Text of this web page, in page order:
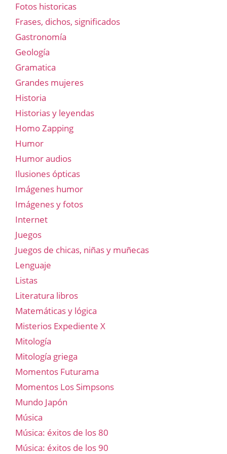
Fotos historicas
Frases, dichos, significados
Gastronomía
Geología
Gramatica
Grandes mujeres
Historia
Historias y leyendas
Homo Zapping
Humor
Humor audios
Ilusiones ópticas
Imágenes humor
Imágenes y fotos
Internet
Juegos
Juegos de chicas, niñas y muñecas
Lenguaje
Listas
Literatura libros
Matemáticas y lógica
Misterios Expediente X
Mitología
Mitología griega
Momentos Futurama
Momentos Los Simpsons
Mundo Japón
Música
Música: éxitos de los 80
Música: éxitos de los 90